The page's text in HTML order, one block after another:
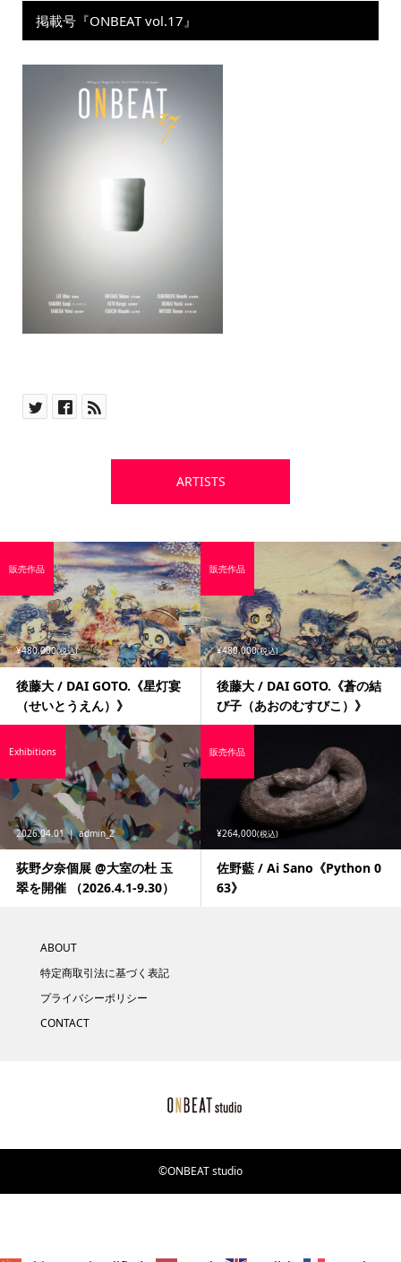
掲載号『ONBEAT vol.17』
ARTISTS
¥480,000(税込)
後藤大 / DAI GOTO.《星灯宴
（せいとうえん）》
販売作品
¥480,000(税込)
後藤大 / DAI GOTO.《蒼の結
び子（あおのむすびこ）》
販売作品
2026.04.01 admin_2
荻野夕奈個展 @大室の杜 玉
翠を開催 （2026.4.1-9.30）
Exhibitions
¥264,000(税込)
佐野藍 / Ai Sano《Python 0
63》
販売作品
ABOUT
特定商取引法に基づく表記
プライバシーポリシー
CONTACT
©ONBEAT studio